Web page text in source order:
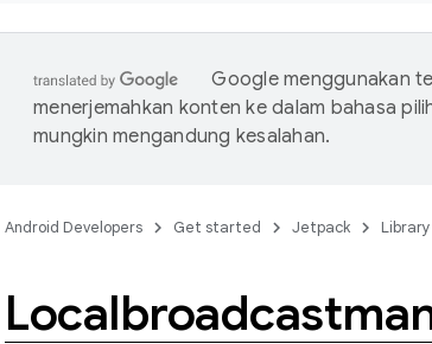
Google menggunakan
menerjemahkan konten ke dalam bahasa
mungkin mengandung kesalahan.
Android Developers Get started Jetpack Library